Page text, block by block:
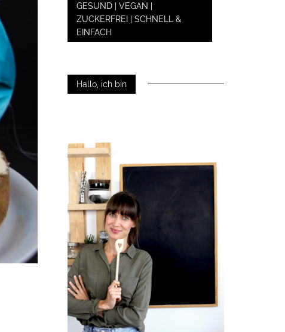
GESUND | VEGAN |
ZUCKERFREI | SCHNELL &
EINFACH
Hallo, ich bin